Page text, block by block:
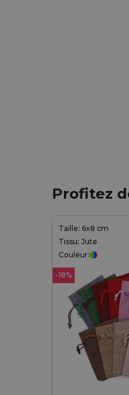
Profitez
Taille: 6x8 cm
Tissu: Jute
Couleur:
-18%